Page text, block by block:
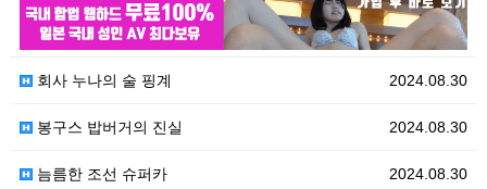
2024.08.30
2024.08.30
회사 누나의 술 핑계
2024.08.30
봉구스 밥버거의 진실
2024.08.30
늠름한 조선 슈퍼카